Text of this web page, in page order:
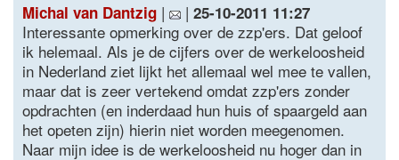
Michal van Dantzig | | 25-10-2011 11:27
Interessante opmerking over de zzp'ers. Dat geloof
ik helemaal. Als je de cijfers over de werkeloosheid
in Nederland ziet lijkt het allemaal wel mee te vallen,
maar dat is zeer vertekend omdat zzp'ers zonder
opdrachten (en inderdaad hun huis of spaargeld aan
het opeten zijn) hierin niet worden meegenomen.
Naar mijn idee is de werkeloosheid nu hoger dan in